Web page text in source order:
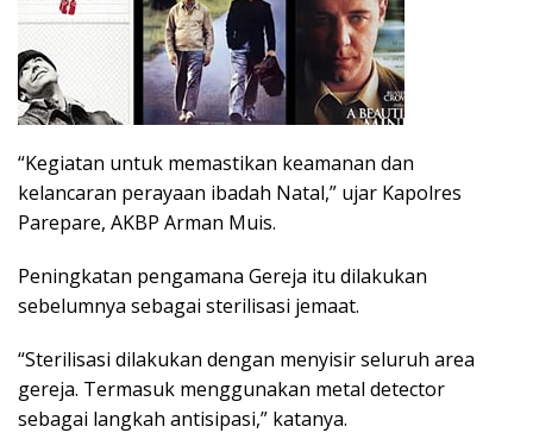
“Kegiatan untuk memastikan keamanan dan
kelancaran perayaan ibadah Natal,” ujar Kapolres
Parepare, AKBP Arman Muis.
Peningkatan pengamana Gereja itu dilakukan
sebelumnya sebagai sterilisasi jemaat.
“Sterilisasi dilakukan dengan menyisir seluruh area
gereja. Termasuk menggunakan metal detector
sebagai langkah antisipasi,” katanya.